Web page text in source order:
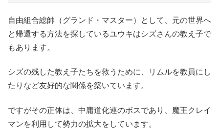
自由組合総帥（グランド・マスター）として、元の世界へ
と帰還する方法を探しているユウキはシズさんの教え子で
もあります。
シズの残した教え子たちを救うために、リムルを教員にし
たりなど友好的な関係を築いています。
ですがその正体は、中庸道化連のボスであり、魔王クレイ
マンを利用して勢力の拡大をしています。